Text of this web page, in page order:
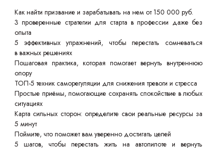
Как найти призвание и зарабатывать на нем от 150 000 руб.
3 проверенные стратегии для старта в профессии даже без
опыта
5 эффективных упражнений, чтобы перестать сомневаться
в важных решениях
Пошаговая практика, которая помогает вернуть внутреннюю
опору
ТОП-5 техник саморегуляции для снижения тревоги и стресса
Простые приёмы, помогающие сохранять спокойствие в любых
ситуациях
Карта сильных сторон: определите свои реальные ресурсы за
5 минут
Поймите, что поможет вам уверенно достигать целей
5 шагов, чтобы перестать жить на автопилоте и вернуть